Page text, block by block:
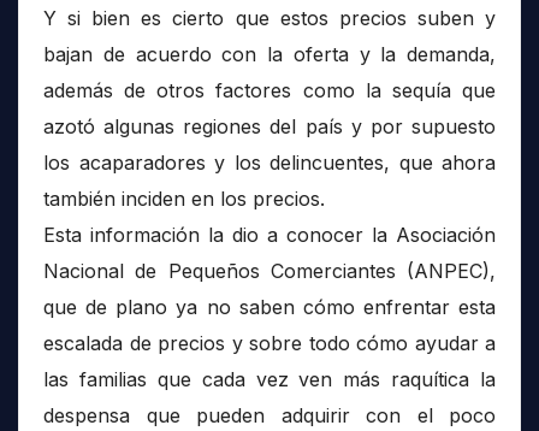
Y si bien es cierto que estos precios suben y
bajan de acuerdo con la oferta y la demanda,
además de otros factores como la sequía que
azotó algunas regiones del país y por supuesto
los acaparadores y los delincuentes, que ahora
también inciden en los precios.
Esta información la dio a conocer la Asociación
Nacional de Pequeños Comerciantes (ANPEC),
que de plano ya no saben cómo enfrentar esta
escalada de precios y sobre todo cómo ayudar a
las familias que cada vez ven más raquítica la
despensa que pueden adquirir con el poco